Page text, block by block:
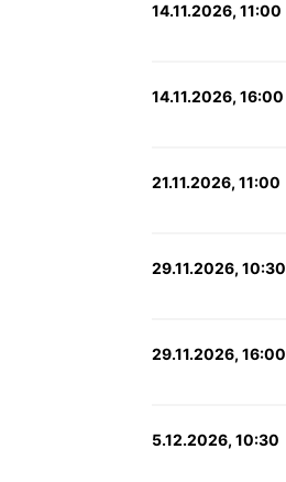
14.11.2026, 11:00
14.11.2026, 16:00
21.11.2026, 11:00
29.11.2026, 10:30
29.11.2026, 16:00
5.12.2026, 10:30